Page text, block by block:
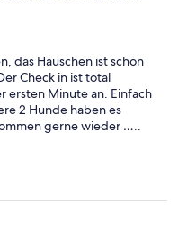
das Häuschen ist schön
Check in ist total
ersten Minute an. Einfach
2 Hunde haben es
gerne wieder …..